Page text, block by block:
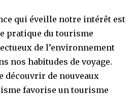
qui éveille notre intérêt est
pratique du tourisme
de l’environnement
nos habitudes de voyage.
découvrir de nouveaux
favorise un tourisme